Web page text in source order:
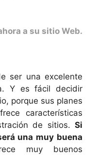
a su sitio Web.
ser una excelente
Y es fácil decidir
porque sus planes
características
de sitios. Si
una muy buena
muy buenos